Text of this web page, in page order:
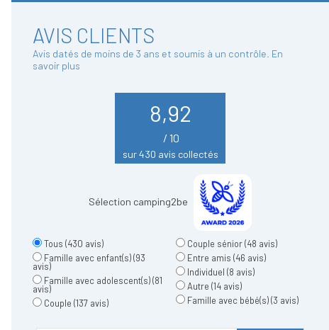
AVIS CLIENTS
Avis datés de moins de 3 ans et soumis à un contrôle. En
savoir plus
8,92
/ 10
sur 430 avis collectés
Sélection camping2be
Tous (430 avis)
Famille avec enfant(s)(93
avis)
Famille avec adolescent(s)(81
avis)
Couple (137 avis)
Couple sénior(48 avis)
Entre amis (46 avis)
Individuel (8 avis)
Autre (14 avis)
Famille avec bébé(s)(3 avis)